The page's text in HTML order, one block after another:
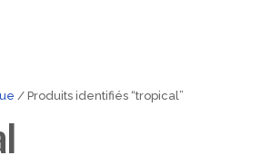
/ Produits identifiés “tropical”